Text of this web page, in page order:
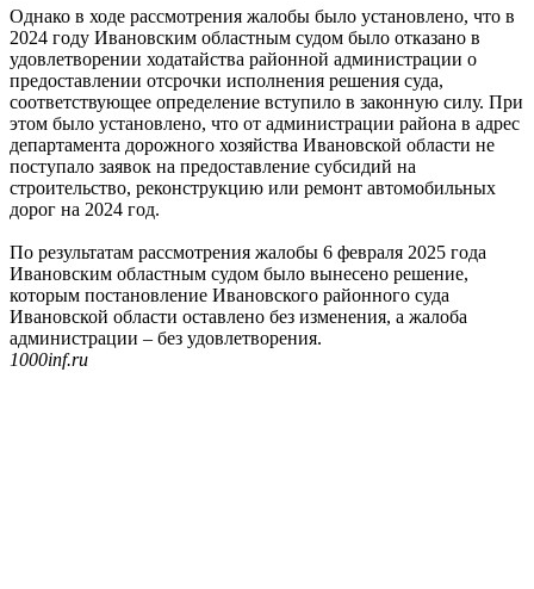
Однако в ходе рассмотрения жалобы было установлено, что в
2024 году Ивановским областным судом было отказано в
удовлетворении ходатайства районной администрации о
предоставлении отсрочки исполнения решения суда,
соответствующее определение вступило в законную силу. При
этом было установлено, что от администрации района в адрес
департамента дорожного хозяйства Ивановской области не
поступало заявок на предоставление субсидий на
строительство, реконструкцию или ремонт автомобильных
дорог на 2024 год.
По результатам рассмотрения жалобы 6 февраля 2025 года
Ивановским областным судом было вынесено решение,
которым постановление Ивановского районного суда
Ивановской области оставлено без изменения, а жалоба
администрации – без удовлетворения.
1000inf.ru